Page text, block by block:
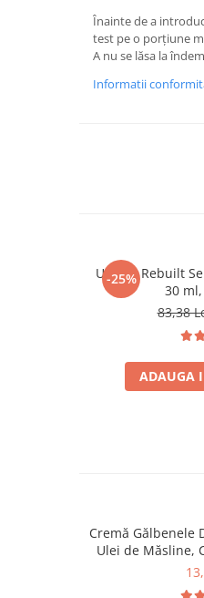
Înainte de a
test pe o porțiune
A nu se lăsa la
Informatii
-25%
Ultra R Rebuilt
30
83,38
ADAUGA
Cremă Gălbenele
Ulei de Măsline,
din Sâmburi